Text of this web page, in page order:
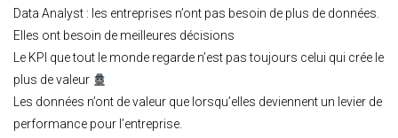
Data Analyst : les entreprises n’ont pas besoin de plus de données.
Elles ont besoin de meilleures décisions
Le KPI que tout le monde regarde n’est pas toujours celui qui crée le
plus de valeur
Les données n’ont de valeur que lorsqu’elles deviennent un levier de
performance pour l’entreprise.